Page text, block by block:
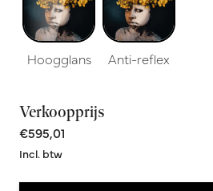
Hoogglans Anti-reflex
Verkoopprijs
€595,01
Incl. btw